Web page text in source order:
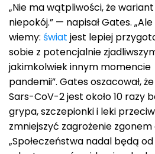
„Nie ma wątpliwości, że
niepokój.” — napisał Gates.
wiemy: świat jest lepiej
sobie z potencjalnie
jakimkolwiek innym momencie
pandemii”. Gates oszacował,
Sars-CoV-2 jest około 10 razy
grypa, szczepionki i leki
zmniejszyć zagrożenie
„Społeczeństwa nadal będą